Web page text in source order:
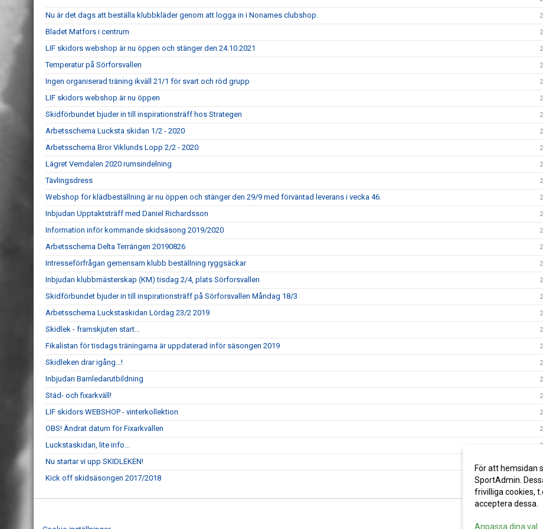
Nu är det dags att beställa klubbkläder genom att logga in i Nonames clubshop.
Bladet Matfors i centrum
LIF skidors webshop är nu öppen och stänger den 24.10.2021
Temperatur på Sörforsvallen
Ingen organiserad träning ikväll 21/1 för svart och röd grupp
LIF skidors webshop är nu öppen
Skidförbundet bjuder in till inspirationsträff hos Strategen
Arbetsschema Lucksta skidan 1/2 - 2020
Arbetsschema Bror Viklunds Lopp 2/2 - 2020
Lägret Vemdalen 2020 rumsindelning
Tävlingsdress
Webshop för klädbeställning är nu öppen och stänger den 29/9 med förväntad leverans i vecka 46.
Inbjudan Upptaktsträff med Daniel Richardsson
Information inför kommande skidsäsong 2019/2020
Arbetsschema Delta Terrängen 20190826
Intresseförfrågan gemensam klubb beställning ryggsäckar
Inbjudan klubbmästerskap (KM) tisdag 2/4, plats Sörforsvallen
Skidförbundet bjuder in till inspirationsträff på Sörforsvallen Måndag 18/3
Arbetsschema Luckstaskidan Lördag 23/2 2019
Skidlek - framskjuten start...
Fikalistan för tisdags träningarna är uppdaterad inför säsongen 2019
Skidleken drar igång...!
Inbjudan Barnledarutbildning
Städ- och fixarkväll!
LIF skidors WEBSHOP - vinterkollektion
OBS! Ändrat datum för Fixarkvällen
Luckstaskidan, lite info...
Nu startar vi upp SKIDLEKEN!
Kick off skidsäsongen 2017/2018
För att hemsidan
SportAdmin.
frivilliga cookies,
acceptera dessa.
Anpassa dina val